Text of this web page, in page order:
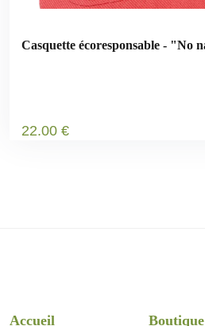
Casquette écoresponsable - "No
22.00 €
Accueil Boutique